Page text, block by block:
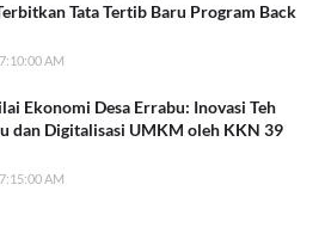
Tata Tertib Baru Program Back
AM
Ekonomi Desa Errabu: Inovasi Teh
dan Digitalisasi UMKM oleh KKN 39
AM